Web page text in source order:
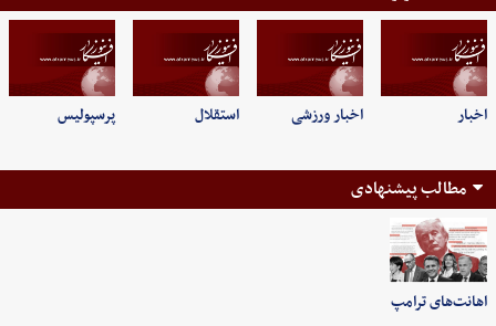
اخبار اخبار ورزشی استقلال پرسپولیس
مطالب پیشنهادی
اهانت‌های ترامپ